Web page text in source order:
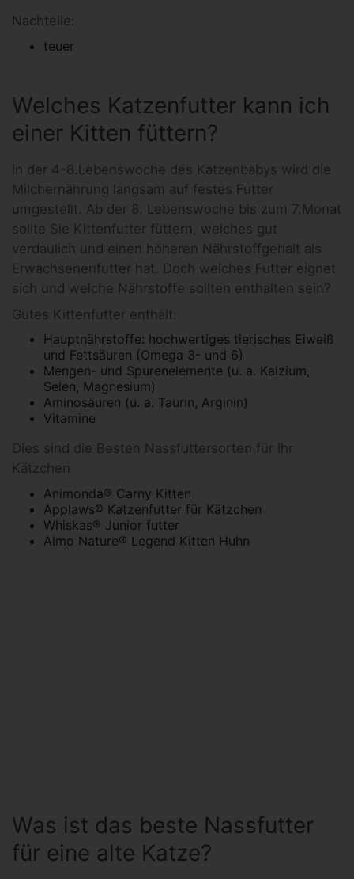
Nachteile:
teuer
Welches Katzenfutter kann ich
einer Kitten füttern?
In der 4-8.Lebenswoche des Katzenbabys wird die
Milchernährung langsam auf festes Futter
umgestellt. Ab der 8. Lebenswoche bis zum 7.Monat
sollte Sie Kittenfutter füttern, welches gut
verdaulich und einen höheren Nährstoffgehalt als
Erwachsenenfutter hat. Doch welches Futter eignet
sich und welche Nährstoffe sollten enthalten sein?
Gutes Kittenfutter enthält:
Hauptnährstoffe: hochwertiges tierisches Eiweiß
und Fettsäuren (Omega 3- und 6)
Mengen- und Spurenelemente (u. a. Kalzium,
Selen, Magnesium)
Aminosäuren (u. a. Taurin, Arginin)
Vitamine
Dies sind die Besten Nassfuttersorten für Ihr
Kätzchen
Animonda® Carny Kitten
Applaws® Katzenfutter für Kätzchen
Whiskas® Junior futter
Almo Nature® Legend Kitten Huhn
Was ist das beste Nassfutter
für eine alte Katze?